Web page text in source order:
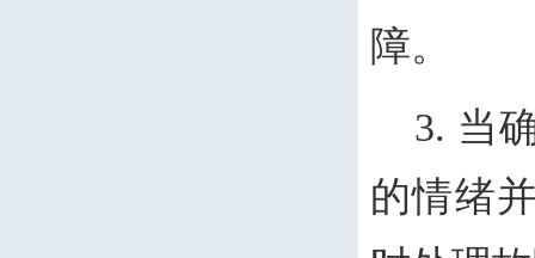
障。
3. 当
的情绪